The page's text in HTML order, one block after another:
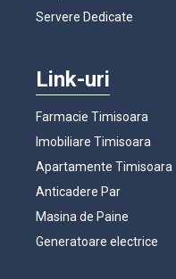
Servere Dedicate
Link-uri
Farmacie Timisoara
Imobiliare Timisoara
Apartamente Timisoara
Anticadere Par
Masina de Paine
Generatoare electrice